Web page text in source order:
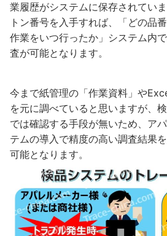
業履歴がシステムに保存されてい
トン番号を入手すれば、「どの品
作業をいつ行ったか」システム内
査が可能となります。
今まで紙管理の「作業資料」や
を元に調べていると思いますが、
では確認する手段が無いため、ア
テムの導入で精度の高い調査結果
可能となります。